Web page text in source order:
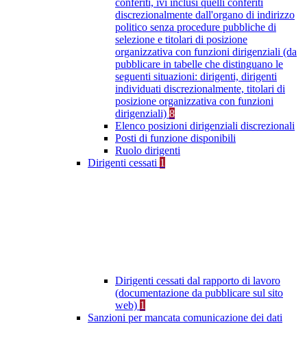
conferiti, ivi inclusi quelli conferiti
discrezionalmente dall'organo di indirizzo
politico senza procedure pubbliche di
selezione e titolari di posizione
organizzativa con funzioni dirigenziali (da
pubblicare in tabelle che distinguano le
seguenti situazioni: dirigenti, dirigenti
individuati discrezionalmente, titolari di
posizione organizzativa con funzioni
dirigenziali) 8
Elenco posizioni dirigenziali discrezionali
Posti di funzione disponibili
Ruolo dirigenti
Dirigenti cessati 1
Dirigenti cessati dal rapporto di lavoro
(documentazione da pubblicare sul sito
web) 1
Sanzioni per mancata comunicazione dei dati